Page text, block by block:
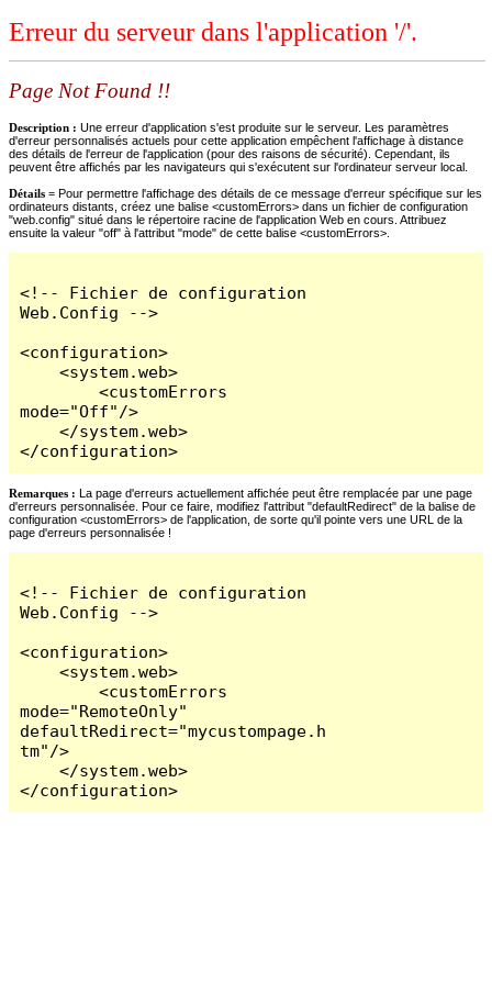
Erreur du serveur dans l'application '/'.
Page Not Found !!
Description : Une erreur d'application s'est produite sur le serveur. Les paramètres
d'erreur personnalisés actuels pour cette application empêchent l'affichage à distance
des détails de l'erreur de l'application (pour des raisons de sécurité). Cependant, ils
peuvent être affichés par les navigateurs qui s'exécutent sur l'ordinateur serveur local.
Détails = Pour permettre l'affichage des détails de ce message d'erreur spécifique sur les
ordinateurs distants, créez une balise <customErrors> dans un fichier de configuration
"web.config" situé dans le répertoire racine de l'application Web en cours. Attribuez
ensuite la valeur "off" à l'attribut "mode" de cette balise <customErrors>.
<!-- Fichier de configuration
Web.Config -->
<configuration>
    <system.web>
        <customErrors
mode="Off"/>
    </system.web>
</configuration>
Remarques : La page d'erreurs actuellement affichée peut être remplacée par une page
d'erreurs personnalisée. Pour ce faire, modifiez l'attribut "defaultRedirect" de la balise de
configuration <customErrors> de l'application, de sorte qu'il pointe vers une URL de la
page d'erreurs personnalisée !
<!-- Fichier de configuration
Web.Config -->
<configuration>
    <system.web>
        <customErrors
mode="RemoteOnly"
defaultRedirect="mycustompage.h
tm"/>
    </system.web>
</configuration>